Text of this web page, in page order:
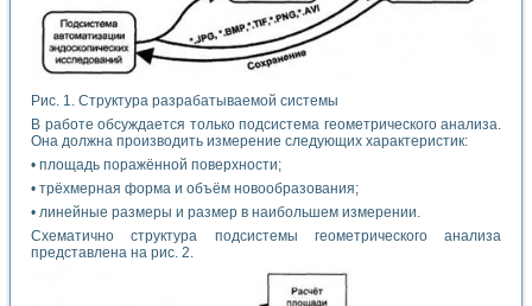
Рис. 1. Структура разрабатываемой системы
В работе обсуждается только подсистема геометрического анализа.
Она должна производить измерение следующих характеристик:
• площадь поражённой поверхности;
• трёхмерная форма и объём новообразования;
• линейные размеры и размер в наибольшем измерении.
Схематично структура подсистемы геометрического анализа
представлена на рис. 2.